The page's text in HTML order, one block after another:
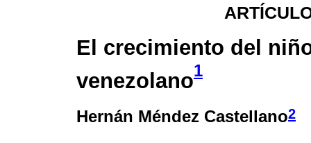
El crecimiento del
venezolano1
Hernán Méndez Castellano2